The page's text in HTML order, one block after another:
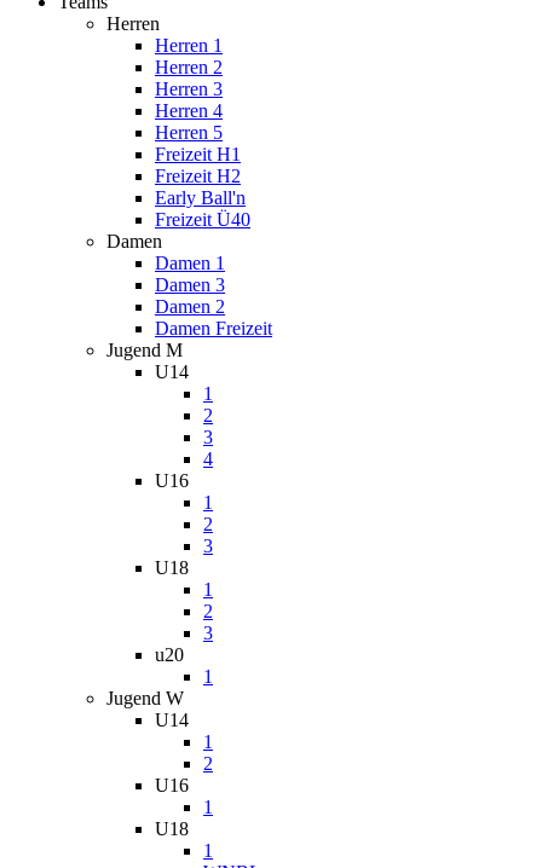
Herren
Herren 1
Herren 2
Herren 3
Herren 4
Herren 5
Freizeit H1
Freizeit H2
Early Ball'n
Freizeit Ü40
Damen
Damen 1
Damen 3
Damen 2
Damen Freizeit
Jugend M
U14
1
2
3
4
U16
1
2
3
U18
1
2
3
u20
1
Jugend W
U14
1
2
U16
1
U18
1